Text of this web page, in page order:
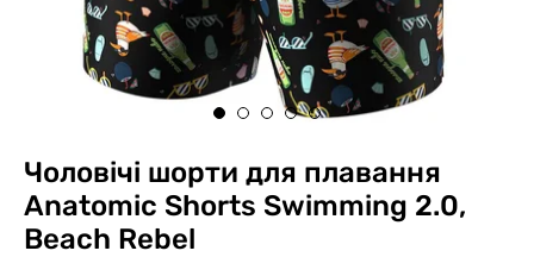
Чоловічі шорти для плавання
Anatomic Shorts Swimming 2.0,
Beach Rebel